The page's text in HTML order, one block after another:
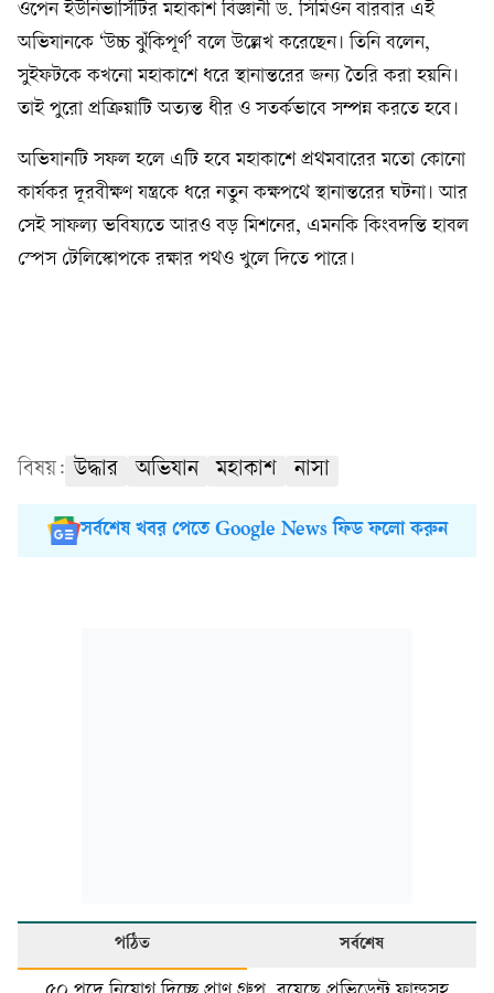
ওপেন ইউনিভার্সিটির মহাকাশ বিজ্ঞানী ড. সিমিওন বারবার এই
অভিযানকে ‘উচ্চ ঝুঁকিপূর্ণ’ বলে উল্লেখ করেছেন। তিনি বলেন,
সুইফটকে কখনো মহাকাশে ধরে স্থানান্তরের জন্য তৈরি করা হয়নি।
তাই পুরো প্রক্রিয়াটি অত্যন্ত ধীর ও সতর্কভাবে সম্পন্ন করতে হবে।
অভিযানটি সফল হলে এটি হবে মহাকাশে প্রথমবারের মতো কোনো
কার্যকর দূরবীক্ষণ যন্ত্রকে ধরে নতুন কক্ষপথে স্থানান্তরের ঘটনা। আর
সেই সাফল্য ভবিষ্যতে আরও বড় মিশনের, এমনকি কিংবদন্তি হাবল
স্পেস টেলিস্কোপকে রক্ষার পথও খুলে দিতে পারে।
বিষয়: উদ্ধার অভিযান মহাকাশ নাসা
সর্বশেষ খবর পেতে Google News ফিড ফলো করুন
পঠিত সর্বশেষ